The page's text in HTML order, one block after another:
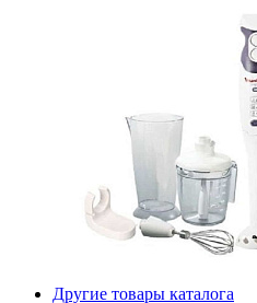
Другие товары каталога